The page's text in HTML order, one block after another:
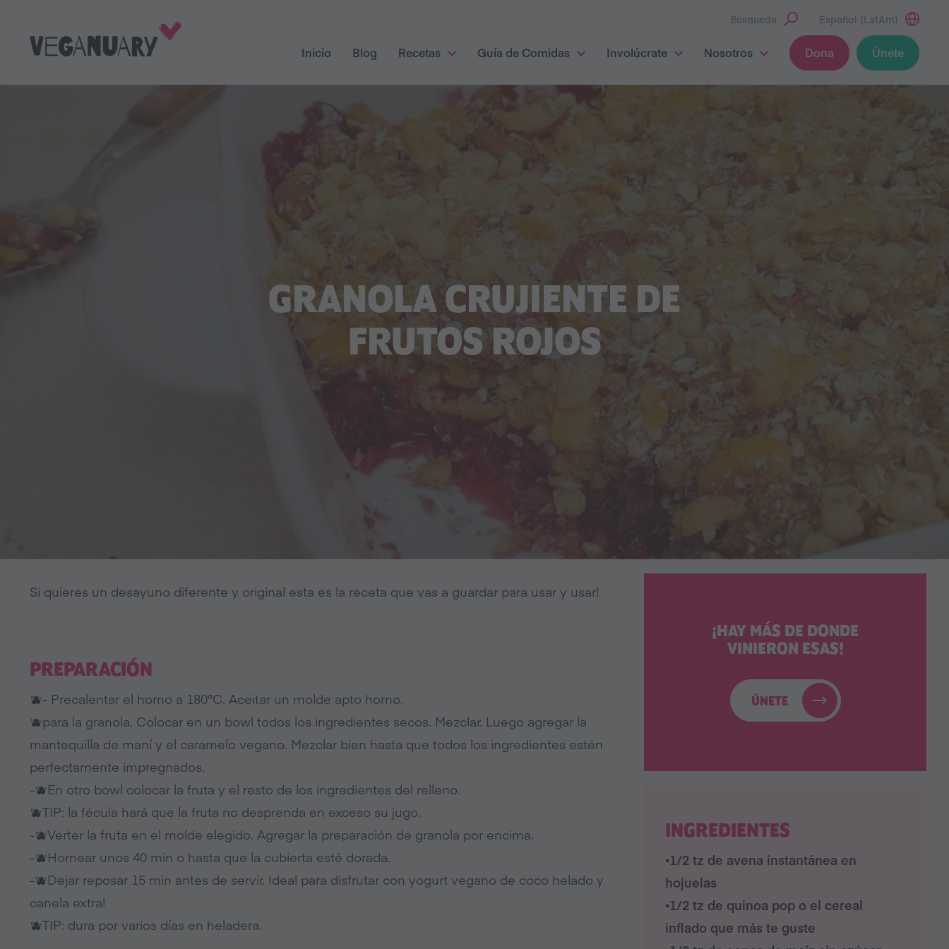
Búsqueda Español (LatAm)
Inicio Blog Recetas Guía de Comidas Involúcrate Nosotros Dona Únete
GRANOLA CRUJIENTE DE
FRUTOS ROJOS
¡HAY MÁS DE DONDE
VINIERON ESAS!
ÚNETE
INGREDIENTES
▪︎1/2 tz de avena instantánea en
hojuelas
▪︎1/2 tz de quinoa pop o el cereal
inflado que más te guste
Si quieres un desayuno diferente y original esta es la receta que vas a guardar para usar y usar!
PREPARACIÓN
🫐- Precalentar el horno a 180°C. Aceitar un molde apto horno.
🫐para la granola. Colocar en un bowl todos los ingredientes secos. Mezclar. Luego agregar la
mantequilla de maní y el caramelo vegano. Mezclar bien hasta que todos los ingredientes estén
perfectamente impregnados.
-🫐En otro bowl colocar la fruta y el resto de los ingredientes del relleno.
🫐TIP: la fécula hará que la fruta no desprenda en exceso su jugo.
-🫐Verter la fruta en el molde elegido. Agregar la preparación de granola por encima.
-🫐Hornear unos 40 min o hasta que la cubierta esté dorada.
-🫐Dejar reposar 15 min antes de servir. Ideal para disfrutar con yogurt vegano de coco helado y
canela extra!
🫐TIP: dura por varios días en heladera.